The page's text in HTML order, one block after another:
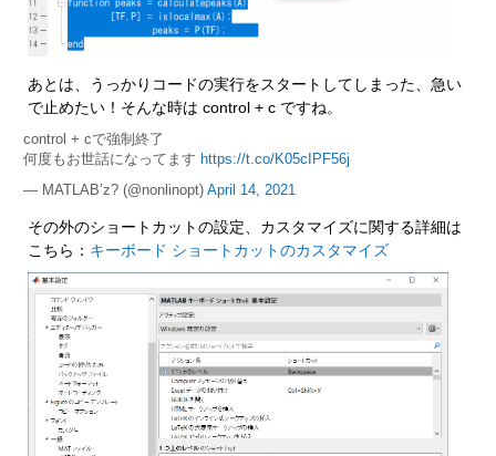
あとは、うっかりコードの実行をスタートしてしまった、急い
で止めたい！そんな時は control + c ですね。
control + cで強制終了
何度もお世話になってます https://t.co/K05cIPF56j
— MATLAB’z? (@nonlinopt) April 14, 2021
その外のショートカットの設定、カスタマイズに関する詳細は
こちら： キーボード ショートカットのカスタマイズ